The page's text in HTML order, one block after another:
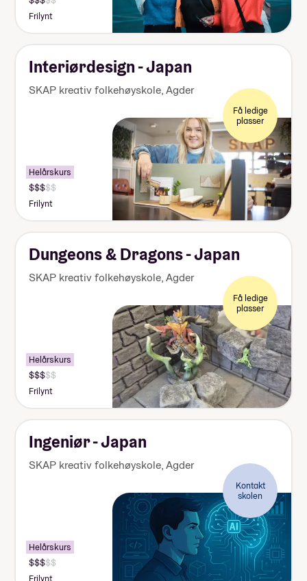
140
000-
155
000
kr
Frilynt
Interiørdesign - Japan
SKAP kreativ folkehøyskole,Agder
Få ledige
plasser
Helårskurs
Pris:
140
000-
155
000
Frilynt
Dungeons & Dragons - Japan
SKAP kreativ folkehøyskole,Agder
Få ledige
plasser
Helårskurs
Pris:
140
000-
155
000
Frilynt
Ingeniør - Japan
SKAP kreativ folkehøyskole,Agder
Kontakt
skolen
Helårskurs
Pris:
140
Frilynt